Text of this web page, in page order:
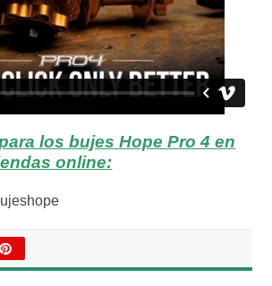
los bujes Hope Pro 4 en
online: